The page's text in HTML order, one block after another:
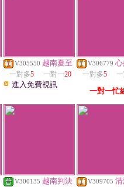
V305550 越南夏至
一對多5 一對一20
進入免費視訊
V306779
一對多5
一對一忙
V300135 越南判決 V309705